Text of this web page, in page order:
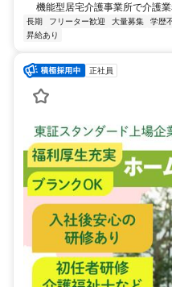
機能型居宅介護事業所で介護
長期 フリーター歓迎 大量募集 学歴
昇給あり
正社員